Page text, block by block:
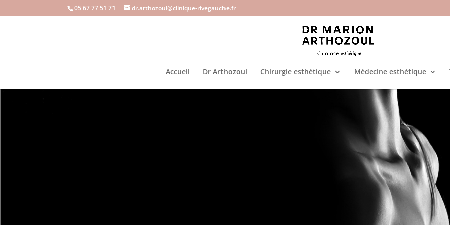
05 67 77 51 71 dr.arthozoul@clinique-rivegauche.fr
Accueil Dr Arthozoul Chirurgie esthétique Médecine esthétique